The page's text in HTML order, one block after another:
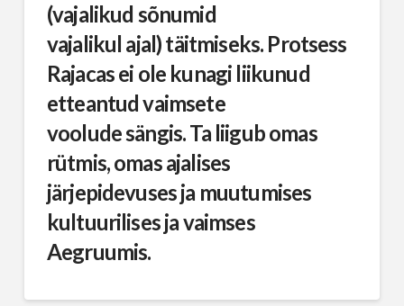
(vajalikud sõnumid
vajalikul ajal) täitmiseks. Protsess
Rajacas ei ole kunagi liikunud
etteantud vaimsete
voolude sängis. Ta liigub omas
rütmis, omas ajalises
järjepidevuses ja muutumises
kultuurilises ja vaimses
Aegruumis.